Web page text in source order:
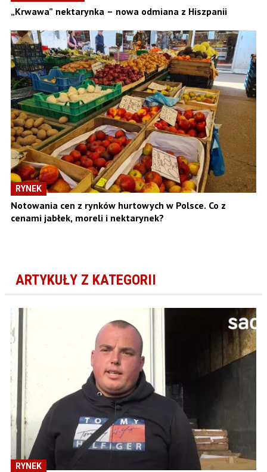
„Krwawa” nektarynka – nowa odmiana z Hiszpanii
RYNEK
Notowania cen z rynków hurtowych w Polsce. Co z
cenami jabłek, moreli i nektarynek?
ARTYKUŁY Z KATEGORII
RYNEK